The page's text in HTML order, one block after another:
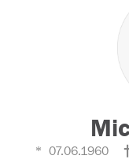
07.06.1960